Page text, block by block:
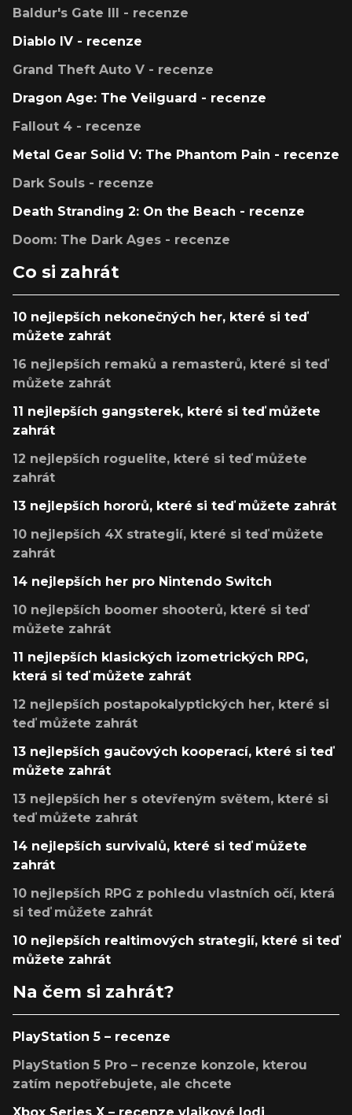
Baldur's Gate III - recenze
Diablo IV - recenze
Grand Theft Auto V - recenze
Dragon Age: The Veilguard - recenze
Fallout 4 - recenze
Metal Gear Solid V: The Phantom Pain - recenze
Dark Souls - recenze
Death Stranding 2: On the Beach - recenze
Doom: The Dark Ages - recenze
Co si zahrát
10 nejlepších nekonečných her, které si teď
můžete zahrát
16 nejlepších remaků a remasterů, které si teď
můžete zahrát
11 nejlepších gangsterek, které si teď můžete
zahrát
12 nejlepších roguelite, které si teď můžete
zahrát
13 nejlepších hororů, které si teď můžete zahrát
10 nejlepších 4X strategií, které si teď můžete
zahrát
14 nejlepších her pro Nintendo Switch
10 nejlepších boomer shooterů, které si teď
můžete zahrát
11 nejlepších klasických izometrických RPG,
která si teď můžete zahrát
12 nejlepších postapokalyptických her, které si
teď můžete zahrát
13 nejlepších gaučových kooperací, které si teď
můžete zahrát
13 nejlepších her s otevřeným světem, které si
teď můžete zahrát
14 nejlepších survivalů, které si teď můžete
zahrát
10 nejlepších RPG z pohledu vlastních očí, která
si teď můžete zahrát
10 nejlepších realtimových strategií, které si teď
můžete zahrát
Na čem si zahrát?
PlayStation 5 – recenze
PlayStation 5 Pro – recenze konzole, kterou
zatím nepotřebujete, ale chcete